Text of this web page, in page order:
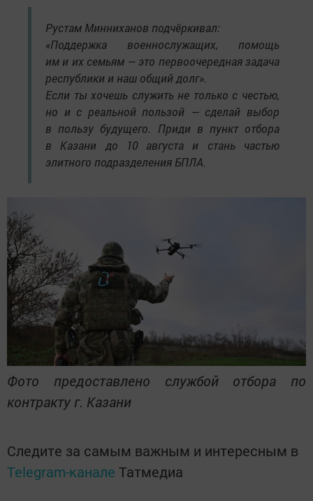
Рустам Минниханов подчёркивал:
«Поддержка военнослужащих, помощь
им и их семьям — это первоочередная задача
республики и наш общий долг».
Если ты хочешь служить не только с честью,
но и с реальной пользой — сделай выбор
в пользу будущего. Приди в пункт отбора
в Казани до 10 августа и стань частью
элитного подразделения БПЛА.
Фото предоставлено службой отбора по
контракту г. Казани
Следите за самым важным и интересным в
Telegram-канале Татмедиа